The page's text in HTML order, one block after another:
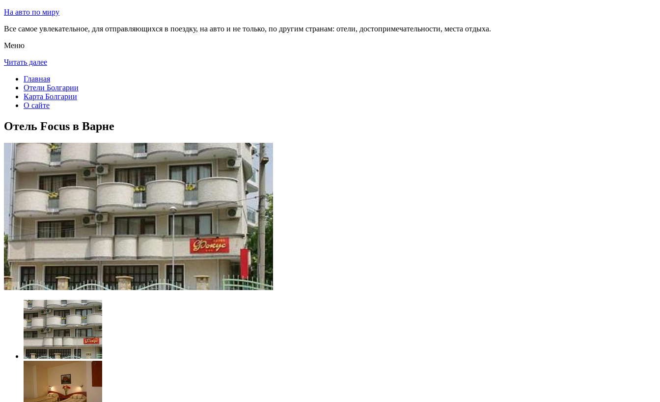
На авто по миру
Все самое увлекательное, для отправляющихся в поездку, на авто и не только, по другим странам: отели, достопримечательности, места отдыха.
Меню
Читать далее
Главная
Отели Болгарии
Карта Болгарии
О сайте
Отель Focus в Варне